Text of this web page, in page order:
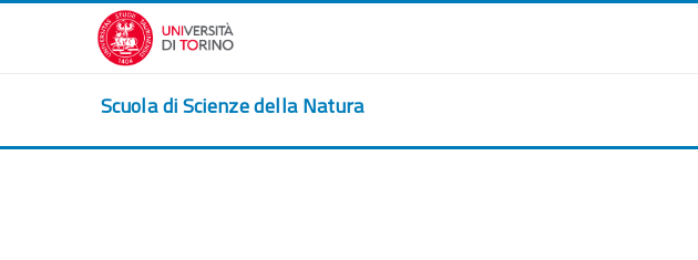
Passer au contenu principal
Scuola di Scienze della Natura